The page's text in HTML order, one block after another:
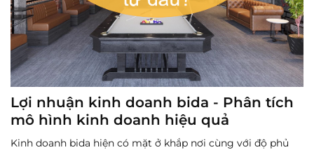
Lợi nhuận kinh doanh bida - Phân tích
mô hình kinh doanh hiệu quả
Kinh doanh bida hiện có mặt ở khắp nơi cùng với độ phủ